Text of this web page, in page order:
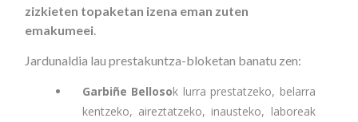
zizkieten topaketan izena eman zuten
emakumeei.
Jardunaldia lau prestakuntza-bloketan banatu zen:
Garbiñe Bellosok lurra prestatzeko, belarra
kentzeko, aireztatzeko, inausteko, laboreak